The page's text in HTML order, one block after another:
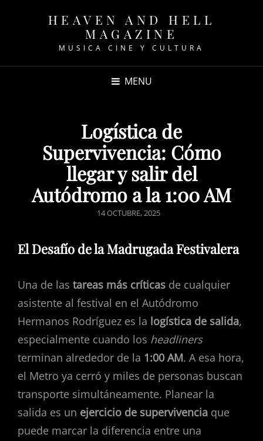
HEAVEN AND HELL
MAGAZINE
MUSICA CINE Y CULTURA
MENU
Logística de
Supervivencia: Cómo
llegar y salir del
Autódromo a la 1:00 AM
POSTED
14 OCTUBRE, 2025
El Desafío de la Madrugada Festivalera
Una de las tareas más críticas de cualquier
asistente al festival en el Autódromo
Hermanos Rodríguez es la logística de salida,
especialmente cuando los headliners
terminan alrededor de la 1:00 AM. A esa hora,
el Metro ya cerró y miles de personas buscan
transporte simultáneamente. Planear la
salida es un ejercicio de supervivencia que
puede marcar la diferencia entre una